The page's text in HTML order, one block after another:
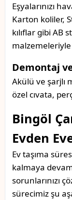
Eşyalarınızı
Karton koliler,
kılıflar gibi AB
Demontaj
Akülü ve şarjlı
özel cıvata,
Bingöl
Evden
Ev taşıma
kalmaya
sorunlarınızı
sürecimiz şu